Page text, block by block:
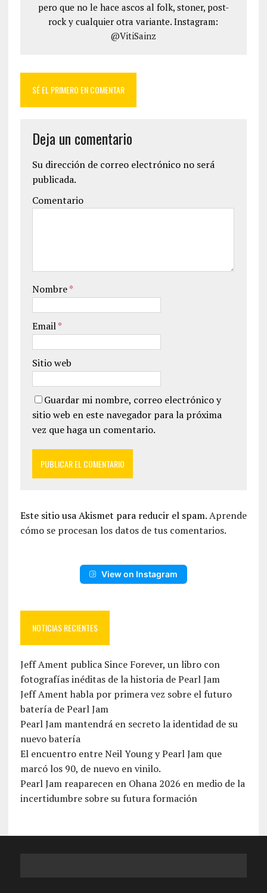
pero que no le hace ascos al folk, stoner, post-
rock y cualquier otra variante. Instagram:
@VitiSainz
SÉ EL PRIMERO EN COMENTAR
Deja un comentario
Su dirección de correo electrónico no será
publicada.
Comentario
Nombre*
Email*
Sitio web
Guardar mi nombre, correo electrónico y
sitio web en este navegador para la próxima
vez que haga un comentario.
Este sitio usa Akismet para reducir el spam.Aprende
cómo se procesan los datos de tus comentarios.
View on Instagram
NOTICIAS RECIENTES
Jeff Ament publica Since Forever, un libro con
fotografías inéditas de la historia de Pearl Jam
Jeff Ament habla por primera vez sobre el futuro
batería de Pearl Jam
Pearl Jam mantendrá en secreto la identidad de su
nuevo batería
El encuentro entre Neil Young y Pearl Jam que
marcó los 90, de nuevo en vinilo.
Pearl Jam reaparecen en Ohana 2026 en medio de la
incertidumbre sobre su futura formación